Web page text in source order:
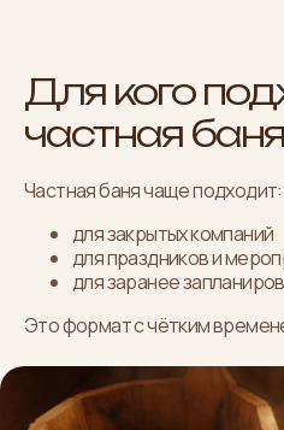
Для кого
частная баня
Частная баня чаще подходит:
для закрытых компаний
для праздников и
для заранее
Это формат с чётким